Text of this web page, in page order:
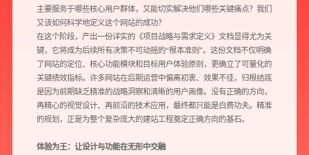
主要服务于哪些核心用户群体，又能切实解决他们哪些关键痛点？我们
又该如何科学地定义这个网站的成功？
在这个阶段，产出一份详实的《项目战略与需求定义》文档显得尤为关
键，它将成为后续所有决策不可动摇的“根本准则”。这份文档不仅明确
了网站的定位、核心功能模块和目标用户体验原则，更确立了可量化的
关键绩效指标。许多网站在后期运营中偏离初衷、效果不佳，归根结底
是因为前期缺乏精准的战略洞察和清晰的用户画像。没有正确的方向，
再精心的视觉设计、再前沿的技术应用，最终都只能是白费功夫。精准
的规划，正是为整个复杂庞大的建站工程奠定正确方向的基石。
体验为王：让设计与功能在无形中交融